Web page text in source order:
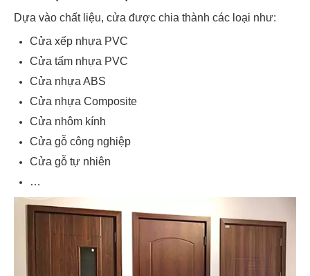
Dựa vào chất liệu, cửa được chia thành các loại như:
Cửa xếp nhựa PVC
Cửa tấm nhựa PVC
Cửa nhựa ABS
Cửa nhựa Composite
Cửa nhôm kính
Cửa gỗ công nghiệp
Cửa gỗ tự nhiên
…